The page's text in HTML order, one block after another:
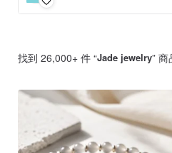
找到 26,000+ 件 “Jade jewelry” 商